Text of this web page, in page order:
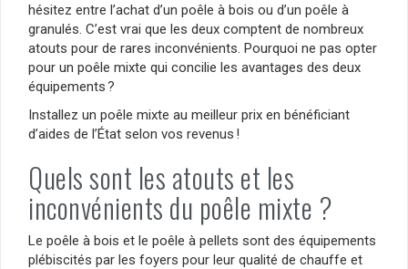
hésitez entre l’achat d’un poêle à bois ou d’un poêle à
granulés. C’est vrai que les deux comptent de nombreux
atouts pour de rares inconvénients. Pourquoi ne pas opter
pour un poêle mixte qui concilie les avantages des deux
équipements ?
Installez un poêle mixte au meilleur prix en bénéficiant
d’aides de l’État selon vos revenus !
Quels sont les atouts et les
inconvénients du poêle mixte ?
Le poêle à bois et le poêle à pellets sont des équipements
plébiscités par les foyers pour leur qualité de chauffe et